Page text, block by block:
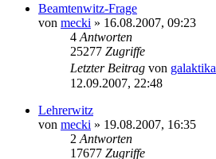
Beamtenwitz-Frage
von mecki » 16.08.2007, 09:23
4 Antworten
25277 Zugriffe
Letzter Beitrag von galaktika
12.09.2007, 22:48
Lehrerwitz
von mecki » 19.08.2007, 16:35
2 Antworten
17677 Zugriffe